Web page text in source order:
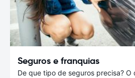
Seguros e franquias
De que tipo de seguros precisa? O